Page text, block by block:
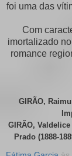
foi uma das
Com
imortalizado
romance
GIRÃO,
GIRÃO,
Prado (1888-